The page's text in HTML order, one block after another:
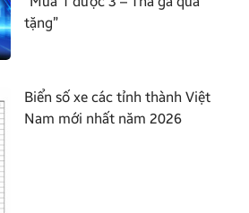
tặng”
Biển số xe các tỉnh thành Việt
Nam mới nhất năm 2026